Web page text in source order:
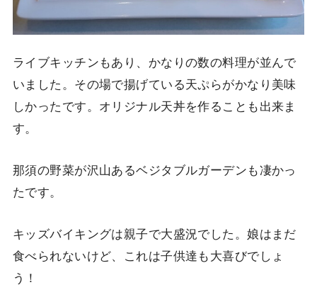
ライブキッチンもあり、かなりの数の料理が並んで
いました。その場で揚げている天ぷらがかなり美味
しかったです。オリジナル天丼を作ることも出来ま
す。
那須の野菜が沢山あるベジタブルガーデンも凄かっ
たです。
キッズバイキングは親子で大盛況でした。娘はまだ
食べられないけど、これは子供達も大喜びでしょ
う！